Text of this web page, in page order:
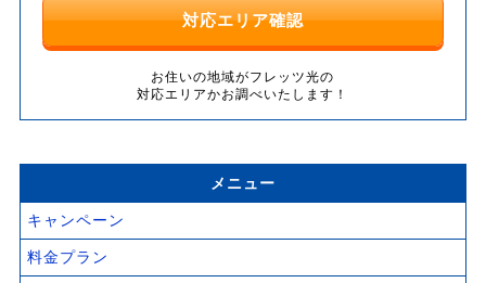
対応エリア確認
お住いの地域がフレッツ光の
対応エリアかお調べいたします！
メニュー
キャンペーン
料金プラン